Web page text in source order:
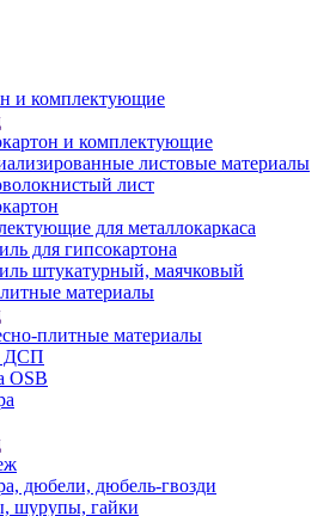
и комплектующие
и комплектующие
листовые материалы
лист
для металлокаркаса
для гипсокартона
штукатурный, маячковый
материалы
плитные материалы
ДСП
OSB
дюбели, дюбель-гвозди
шурупы, гайки